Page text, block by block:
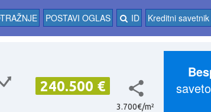
POSTAVI OGLAS ID Kreditni savetnik
240.500 €
3.700€/m²